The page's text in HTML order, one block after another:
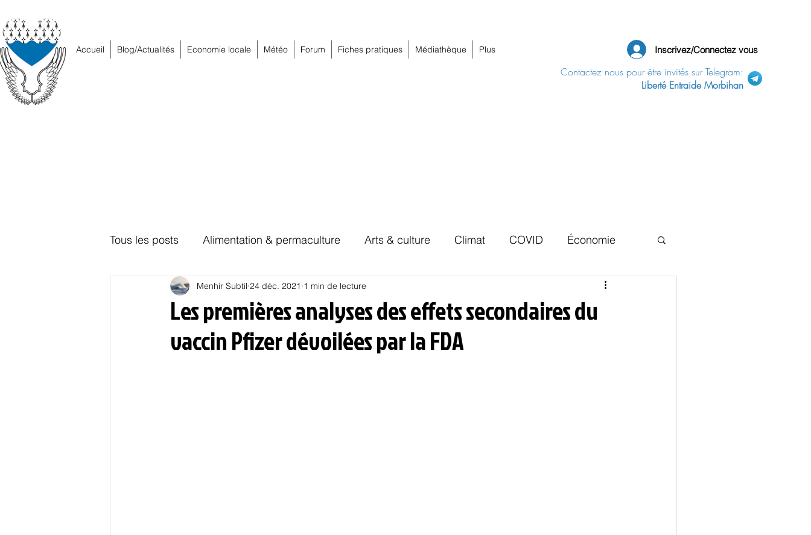
Accueil Blog/Actualités Economie locale Météo Forum Fiches pratiques Médiathèque Plus Inscrivez/Connectez vous
Contactez nous pour être invités sur Telegram:
Liberté Entraide Morbihan
Tous les posts Alimentation & permaculture Arts & culture Climat COVID Économie
Education Energies Habitat Hors piste Local
Oligarchie Politique Psychologie Résilience
Les premières analyses des effets secondaires du
vaccin Pfizer dévoilées par la FDA
Menhir Subtil 24 déc. 2021 1 min de lecture